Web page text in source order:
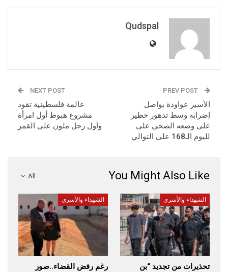
Qudspal
الأسير عواودة يواصل
إضرابه وسط تدهور خطير
على وضعه الصحي على
لليوم الـ168 على التوالي
NEXT POST
عالمة فلسطينية تقود
مشروع هبوط أول امرأة
وأول رجل ملون على القمر
All You Might Also Like
الشهداء والأسرى
تحذيرات من تجديد “بن
الشهداء والأسرى
رغم رفض القضاء..صور